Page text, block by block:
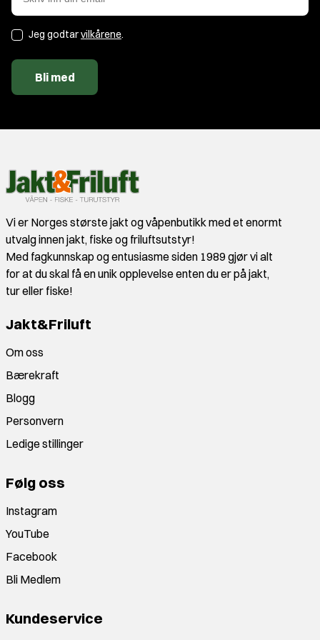
Jeg godtarvilkårene.
Bli med
Vi er Norges største jakt og våpenbutikk med et enormt
utvalg innen jakt, fiske og friluftsutstyr!
Med fagkunnskap og entusiasme siden 1989 gjør vi alt
for at du skal få en unik opplevelse enten du er på jakt,
tur eller fiske!
Jakt&Friluft
Om oss
Bærekraft
Blogg
Personvern
Ledige stillinger
Følg oss
Instagram
YouTube
Facebook
Bli Medlem
Kundeservice